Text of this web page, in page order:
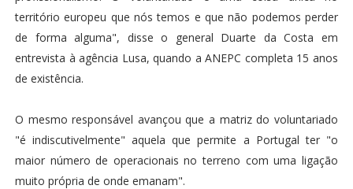
território europeu que nós temos e que não podemos perder
de forma alguma", disse o general Duarte da Costa em
entrevista à agência Lusa, quando a ANEPC completa 15 anos
de existência.
O mesmo responsável avançou que a matriz do voluntariado
"é indiscutivelmente" aquela que permite a Portugal ter "o
maior número de operacionais no terreno com uma ligação
muito própria de onde emanam".